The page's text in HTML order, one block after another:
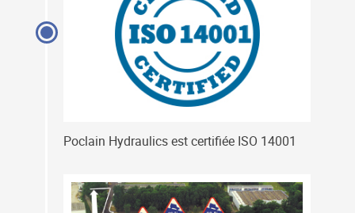
Poclain Hydraulics est certifiée ISO 14001